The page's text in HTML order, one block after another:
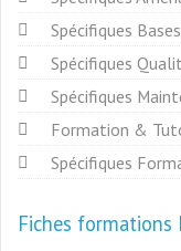
Spécifiques
Spécifiques
Spécifiques
Formation &
Spécifiques
Fiches formations